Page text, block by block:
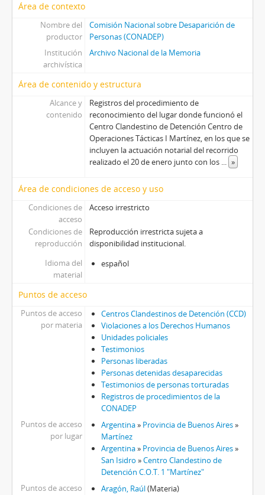
Área de contexto
Nombre del
productor
Comisión Nacional sobre Desaparición de
Personas (CONADEP)
Institución
archivística
Archivo Nacional de la Memoria
Área de contenido y estructura
Alcance y
contenido
Registros del procedimiento de
reconocimiento del lugar donde funcionó el
Centro Clandestino de Detención Centro de
Operaciones Tácticas I Martínez, en los que se
incluyen la actuación notarial del recorrido
realizado el 20 de enero junto con los ... »
Área de condiciones de acceso y uso
Condiciones de
acceso
Acceso irrestricto
Condiciones de
reproducción
Reproducción irrestricta sujeta a
disponibilidad institucional.
Idioma del
material
español
Puntos de acceso
Puntos de acceso
por materia
Centros Clandestinos de Detención (CCD)
Violaciones a los Derechos Humanos
Unidades policiales
Testimonios
Personas liberadas
Personas detenidas desaparecidas
Testimonios de personas torturadas
Registros de procedimientos de la
CONADEP
Puntos de acceso
por lugar
Argentina» Provincia de Buenos Aires»
Martínez
Argentina» Provincia de Buenos Aires»
San Isidro »Centro Clandestino de
Detención C.O.T. 1 "Martínez"
Puntos de acceso
Aragón, Raúl(Materia)